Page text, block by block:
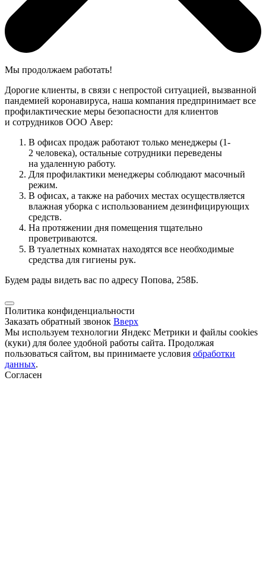
Мы продолжаем работать!
Дорогие клиенты, в связи с непростой ситуацией, вызванной
пандемией коронавируса, наша компания предпринимает все
профилактические меры безопасности для клиентов
и сотрудников ООО Авер:
В офисах продаж работают только менеджеры (1-
2 человека), остальные сотрудники переведены
на удаленную работу.
Для профилактики менеджеры соблюдают масочный
режим.
В офисах, а также на рабочих местах осуществляется
влажная уборка с использованием дезинфицирующих
средств.
На протяжении дня помещения тщательно
проветриваются.
В туалетных комнатах находятся все необходимые
средства для гигиены рук.
Будем рады видеть вас по адресу Попова, 258Б.
Политика конфиденциальности
Заказать обратный звонок Вверх
Мы используем технологии Яндекс Метрики и файлы cookies
(куки) для более удобной работы сайта. Продолжая
пользоваться сайтом, вы принимаете условия обработки
данных.
Согласен